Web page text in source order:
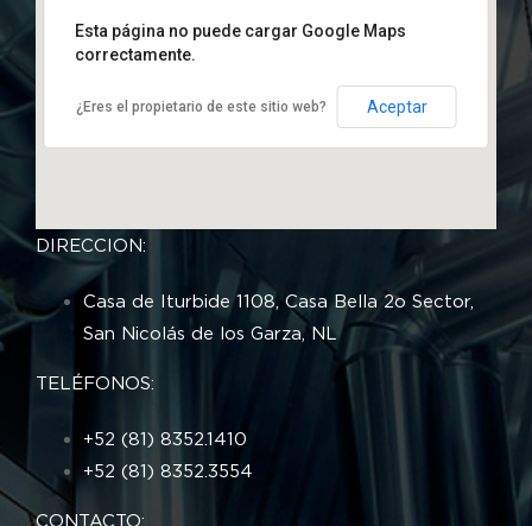
N.L., México
Esta página no puede cargar Google Maps
correctamente.
¿Eres el propietario de este sitio web? Aceptar
DIRECCION:
Casa de Iturbide 1108, Casa Bella 2o Sector,
San Nicolás de los Garza, NL
TELÉFONOS:
+52 (81) 8352.1410
+52 (81) 8352.3554
CONTACTO: